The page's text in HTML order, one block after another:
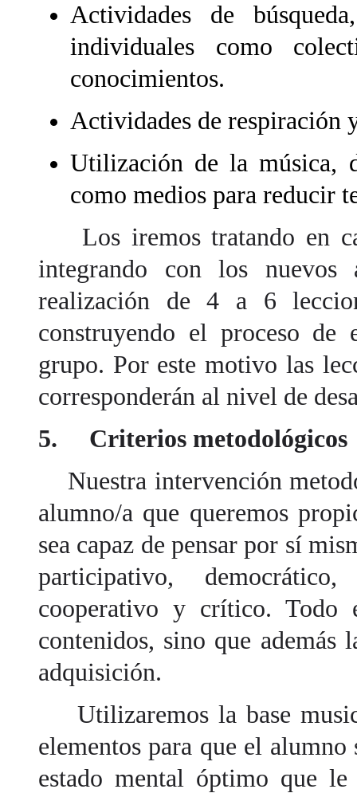
Actividades de
individuales como
conocimientos.
Actividades de respiración
Utilización de la música,
como medios para reducir
Los iremos tratando en
integrando con los nuevos
realización de 4 a 6
construyendo el proceso de
grupo. Por este motivo las
corresponderán al nivel de
5. Criterios metodológicos
Nuestra intervención
alumno/a que queremos
sea capaz de pensar por sí
participativo,
cooperativo y crítico. Todo
contenidos, sino que
adquisición.
Utilizaremos la base
elementos para que el
estado mental óptimo que